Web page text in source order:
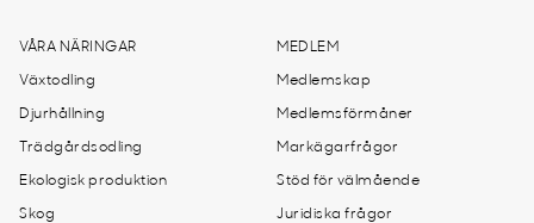
VÅRA NÄRINGAR
Växtodling
Djurhållning
Trädgårdsodling
Ekologisk produktion
Skog
MEDLEM
Medlemskap
Medlemsförmåner
Markägarfrågor
Stöd för välmående
Juridiska frågor